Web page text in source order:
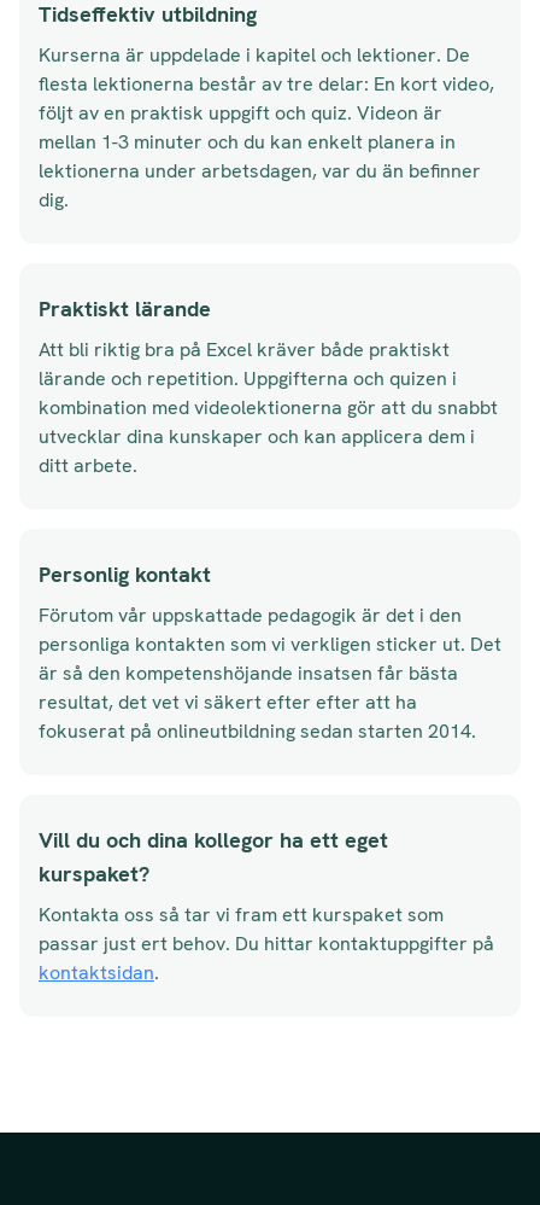
Tidseffektiv utbildning
Kurserna är uppdelade i kapitel och lektioner. De
flesta lektionerna består av tre delar: En kort video,
följt av en praktisk uppgift och quiz. Videon är
mellan 1-3 minuter och du kan enkelt planera in
lektionerna under arbetsdagen, var du än befinner
dig.
Praktiskt lärande
Att bli riktig bra på Excel kräver både praktiskt
lärande och repetition. Uppgifterna och quizen i
kombination med videolektionerna gör att du snabbt
utvecklar dina kunskaper och kan applicera dem i
ditt arbete.
Personlig kontakt
Förutom vår uppskattade pedagogik är det i den
personliga kontakten som vi verkligen sticker ut. Det
är så den kompetenshöjande insatsen får bästa
resultat, det vet vi säkert efter efter att ha
fokuserat på onlineutbildning sedan starten 2014.
Vill du och dina kollegor ha ett eget
kurspaket?
Kontakta oss så tar vi fram ett kurspaket som
passar just ert behov. Du hittar kontaktuppgifter på
kontaktsidan.